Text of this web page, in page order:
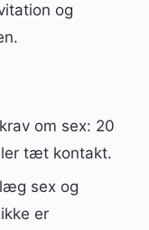
og
om sex: 20
tæt kontakt.
sex og
er